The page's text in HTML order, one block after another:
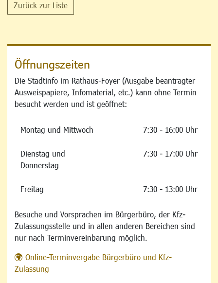
Zurück zur Liste
Öffnungszeiten
Die Stadtinfo im Rathaus-Foyer (Ausgabe beantragter
Ausweispapiere, Infomaterial, etc.) kann ohne Termin
besucht werden und ist geöffnet:
Montag und Mittwoch 7:30 - 16:00 Uhr
Dienstag und
Donnerstag
7:30 - 17:00 Uhr
Freitag 7:30 - 13:00 Uhr
Besuche und Vorsprachen im Bürgerbüro, der Kfz-
Zulassungsstelle und in allen anderen Bereichen sind
nur nach Terminvereinbarung möglich.
Online-Terminvergabe Bürgerbüro und Kfz-
Zulassung